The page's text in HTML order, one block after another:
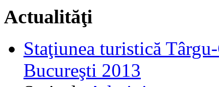
Actualităţi
Staţiunea turistică
Bucureşti 2013